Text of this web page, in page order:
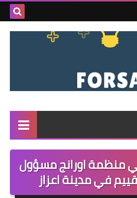
بحث
القائمة
مناقصات
فرص عمل داخل سوريا
اورانج مسؤول
في مدينة اعزاز